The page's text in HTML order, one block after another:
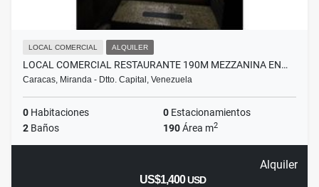
LOCAL COMERCIAL ALQUILER
LOCAL COMERCIAL RESTAURANTE 190M MEZZANINA EN…
Caracas, Miranda - Dtto. Capital, Venezuela
0 Habitaciones 0 Estacionamientos
2 Baños 190Área m2
Alquiler
US$1,400USD